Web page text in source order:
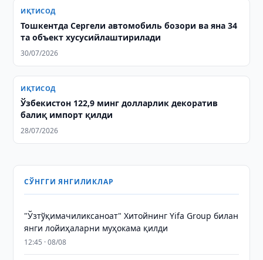
ИҚТИСОД
Тошкентда Сергели автомобиль бозори ва яна 34
та объект хусусийлаштирилади
30/07/2026
ИҚТИСОД
Ўзбекистон 122,9 минг долларлик декоратив
балиқ импорт қилди
28/07/2026
СЎНГГИ ЯНГИЛИКЛАР
"Ўзтўқимачиликсаноат" Хитойнинг Yifa Group билан
янги лойиҳаларни муҳокама қилди
12:45 · 08/08